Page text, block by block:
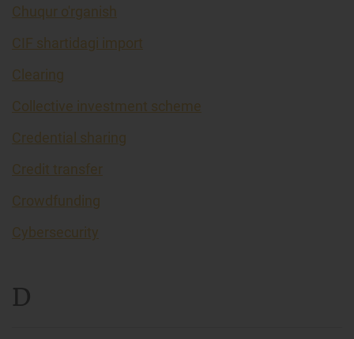
Chuqur o'rganish
CIF shartidagi import
Clearing
Collective investment scheme
Credential sharing
Credit transfer
Crowdfunding
Cybersecurity
D